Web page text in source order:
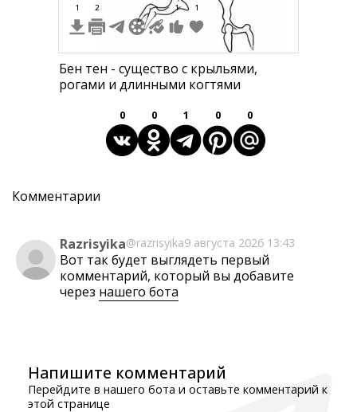
1 2 1 1
Бен тен - существо с крыльями,
рогами и длинными когтями
0 0 1 0 0
Комментарии
Razrisyika@razrisyika9 августа 2026 13:43
Вот так будет выглядеть первый
комментарий, который вы добавите
через нашего бота
Напишите комментарий
Перейдите в нашего бота и оставьте комментарий к
этой странице